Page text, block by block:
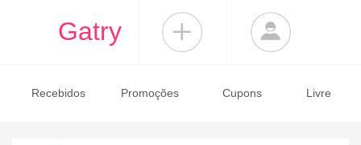
Gatry
Recebidos Promoções Cupons Livre